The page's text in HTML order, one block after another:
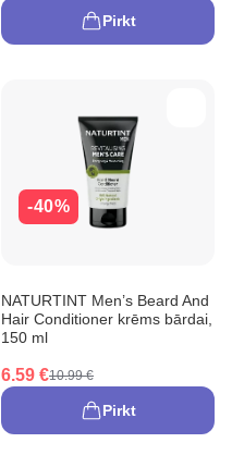
Pirkt
-40%
NATURTINT Men’s Beard And
Hair Conditioner krēms bārdai,
150 ml
6.59 €10.99 €
Pirkt